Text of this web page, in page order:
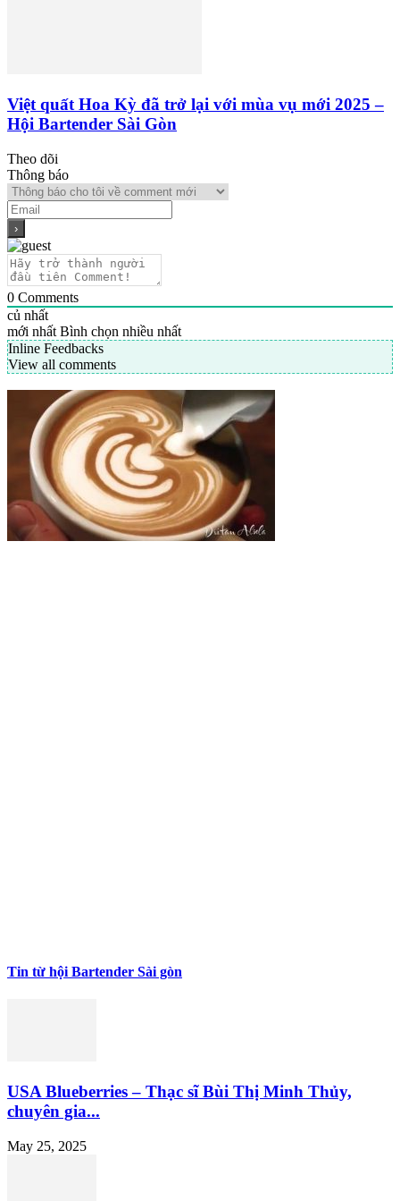
Việt quất Hoa Kỳ đã trở lại với mùa vụ mới 2025 –
Hội Bartender Sài Gòn
Theo dõi
Thông báo
0 Comments
củ nhất
mới nhất Bình chọn nhiều nhất
Inline Feedbacks
View all comments
Tin từ hội Bartender Sài gòn
USA Blueberries – Thạc sĩ Bùi Thị Minh Thủy,
chuyên gia...
May 25, 2025